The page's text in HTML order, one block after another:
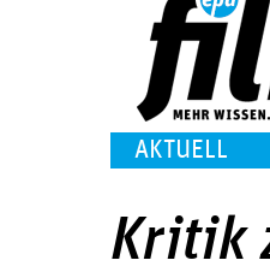
AKTUELL
Kritik